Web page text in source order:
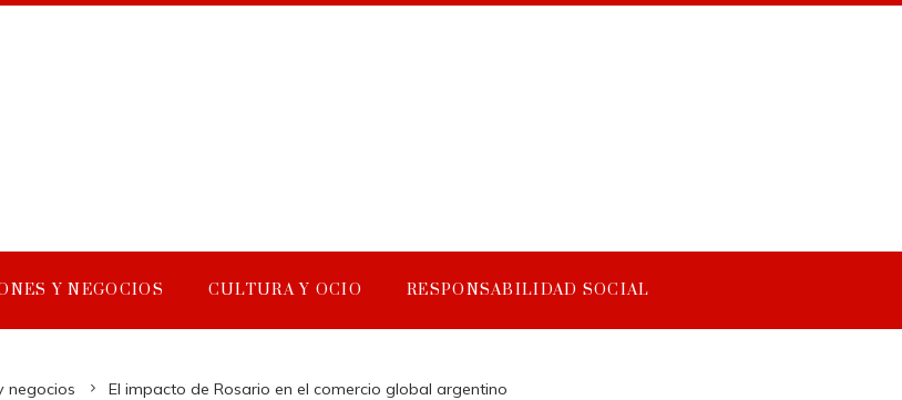
Y NEGOCIOS CULTURA Y OCIO RESPONSABILIDAD SOCIAL
negocios El impacto de Rosario en el comercio global argentino